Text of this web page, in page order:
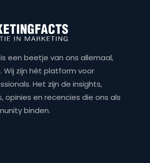
een beetje van ons allemaal,
Wij zijn hét platform voor
Het zijn de insights,
opinies en recencies die ons als
binden.